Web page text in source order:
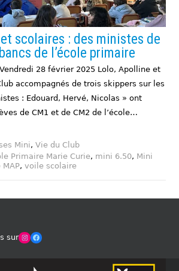
scolaires : des ministes de
de l’école primaire
28 février 2025 Lolo, Apolline et
accompagnés de trois skippers sur les
: Edouard, Hervé, Nicolas » ont
de CM1 et de CM2 de l’école…
Mini,Vie du Club
Primaire Marie Curie, mini 6.50, Mini
MAP,voile scolaire
surWinches Club OfficielFacebook